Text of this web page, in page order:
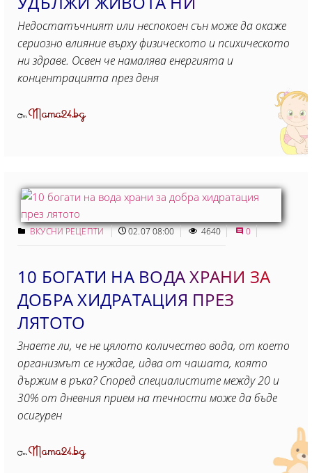
Недостатъчният или неспокоен сън може да окаже
сериозно влияние върху физическото и психическото
ни здраве. Освен че намалява енергията и
концентрацията през деня
ОтMama24.bg
ВКУСНИ РЕЦЕПТИ 02.07 08:00 4640 0
10 БОГАТИ НА ВОДА ХРАНИ ЗА
ДОБРА ХИДРАТАЦИЯ ПРЕЗ
ЛЯТОТО
Знаете ли, че не цялото количество вода, от което
организмът се нуждае, идва от чашата, която
държим в ръка? Според специалистите между 20 и
30% от дневния прием на течности може да бъде
осигурен
ОтMama24.bg